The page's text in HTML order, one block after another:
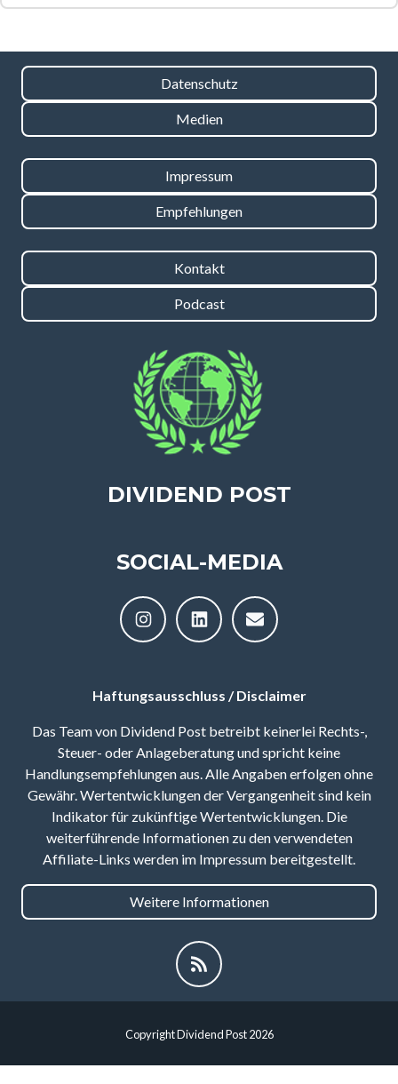
Datenschutz
Medien
Impressum
Empfehlungen
Kontakt
Podcast
DIVIDEND POST
SOCIAL-MEDIA
Haftungsausschluss / Disclaimer
Das Team von Dividend Post betreibt keinerlei Rechts-,
Steuer- oder Anlageberatung und spricht keine
Handlungsempfehlungen aus. Alle Angaben erfolgen ohne
Gewähr. Wertentwicklungen der Vergangenheit sind kein
Indikator für zukünftige Wertentwicklungen. Die
weiterführende Informationen zu den verwendeten
Affiliate-Links werden im Impressum bereitgestellt.
Weitere Informationen
Copyright Dividend Post 2026